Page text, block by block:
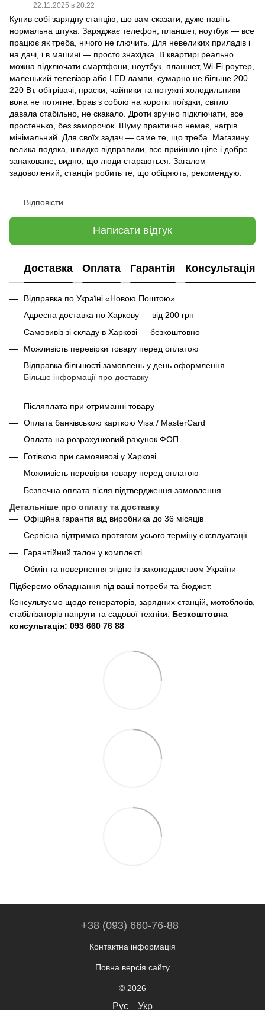
22.11.2025 в 20:22
Купив собі зарядну станцію, шо вам сказати, дуже навіть
нормальна штука. Заряджає телефон, планшет, ноутбук — все
працює як треба, нічого не глючить. Для невеликих приладів і
на дачі, і в машині — просто знахідка. В квартирі реально
можна підключати смартфони, ноутбук, планшет, Wi-Fi роутер,
маленький телевізор або LED лампи, сумарно не більше 200–
220 Вт, обігрівачі, праски, чайники та потужні холодильники
вона не потягне. Брав з собою на короткі поїздки, світло
давала стабільно, не скакало. Дроти зручно підключати, все
простенько, без заморочок. Шуму практично немає, нагрів
мінімальний. Для своїх задач — саме те, що треба. Магазину
велика подяка, швидко відправили, все прийшло ціле і добре
запаковане, видно, що люди стараються. Загалом
задоволений, станція робить те, що обіцяють, рекомендую.
Відповісти
Написати відгук
Доставка Оплата Гарантія Консультація
Відправка по Україні «Новою Поштою»
Адресна доставка по Харкову — від 200 грн
Самовивіз зі складу в Харкові — безкоштовно
Можливість перевірки товару перед оплатою
Відправка більшості замовлень у день оформлення
Більше інформації про доставку
Післяплата при отриманні товару
Оплата банківською карткою Visa / MasterCard
Оплата на розрахунковий рахунок ФОП
Готівкою при самовивозі у Харкові
Можливість перевірки товару перед оплатою
Безпечна оплата після підтвердження замовлення
Детальніше про оплату та доставку
Офіційна гарантія від виробника до 36 місяців
Сервісна підтримка протягом усього терміну експлуатації
Гарантійний талон у комплекті
Обмін та повернення згідно із законодавством України
Підберемо обладнання під ваші потреби та бюджет.
Консультуємо щодо генераторів, зарядних станцій, мотоблоків,
стабілізаторів напруги та садової техніки. Безкоштовна
консультація: 093 660 76 88
+38 (093) 660-76-88
Контактна інформація
Повна версія сайту
© 2026
Рус Укр